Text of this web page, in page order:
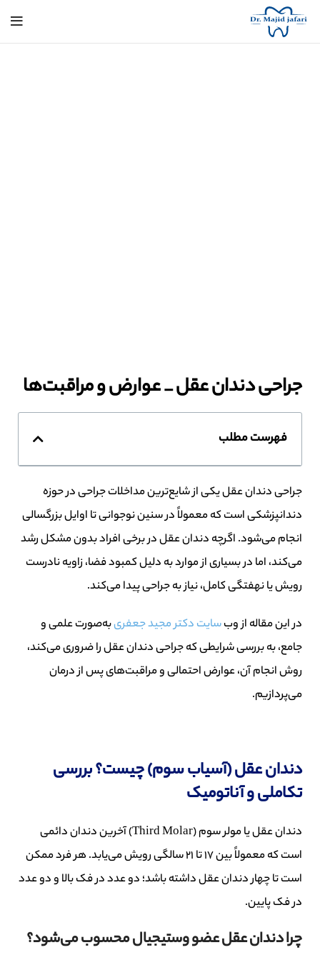
جراحی دندان عقل _ عوارض و مراقبت‌ها
فهرست مطلب
جراحی دندان عقل یکی از شایع‌ترین مداخلات جراحی در حوزه
دندانپزشکی است که معمولاً در سنین نوجوانی تا اوایل بزرگسالی
انجام می‌شود. اگرچه دندان عقل در برخی افراد بدون مشکل رشد
می‌کند، اما در بسیاری از موارد به دلیل کمبود فضا، زاویه نادرست
رویش یا نهفتگی کامل، نیاز به جراحی پیدا می‌کند.
در این مقاله از وبسایت دکتر مجید جعفریبه‌صورت علمی و
جامع، به بررسی شرایطی که جراحی دندان عقل را ضروری می‌کند،
روش انجام آن، عوارض احتمالی و مراقبت‌های پس از درمان
می‌پردازیم.
دندان عقل (آسیاب سوم) چیست؟ بررسی
تکاملی و آناتومیک
دندان عقل یا مولر سوم (Third Molar) آخرین دندان دائمی
است که معمولاً بین 17 تا 21 سالگی رویش می‌یابد. هر فرد ممکن
است تا چهار دندان عقل داشته باشد؛ دو عدد در فک بالا و دو عدد
در فک پایین.
چرا دندان عقل عضو وستیجیال محسوب می‌شود؟